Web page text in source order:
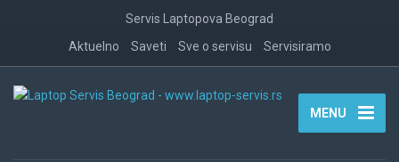
Servis Laptopova Beograd
Aktuelno
Saveti Sve o servisu Servisiramo
MENU